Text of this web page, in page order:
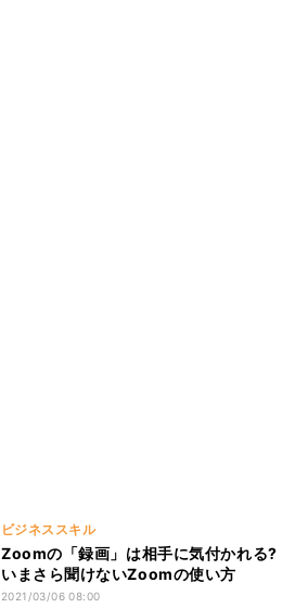
ビジネススキル
Zoomの「録画」は相手に気付かれる?
いまさら聞けないZoomの使い方
2021/03/06 08:00